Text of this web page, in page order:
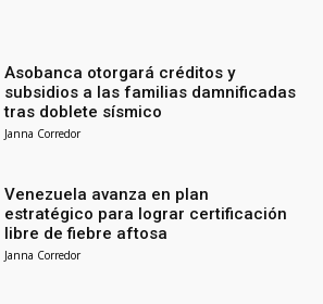
Asobanca otorgará créditos y
subsidios a las familias damnificadas
tras doblete sísmico
Janna Corredor
Venezuela avanza en plan
estratégico para lograr certificación
libre de fiebre aftosa
Janna Corredor